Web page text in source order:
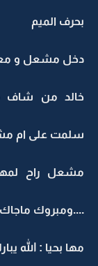
بحرف الميم
دخل مشعل و
خالد من شاف
سلمت على ام
مشعل راح
....ومبروك ماجاك
مها بحيا : الله